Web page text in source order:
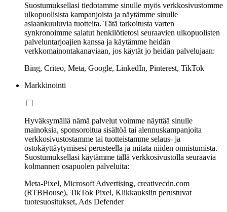
Suostumuksellasi tiedotamme sinulle myös verkkosivustomme
ulkopuolisista kampanjoista ja näytämme sinulle
asiaankuuluvia tuotteita. Tätä tarkoitusta varten
synkronoimme salatut henkilötietosi seuraavien ulkopuolisten
palveluntarjoajien kanssa ja käytämme heidän
verkkomainontakanaviaan, jos käytät jo heidän palvelujaan:
Bing, Criteo, Meta, Google, LinkedIn, Pinterest, TikTok
Markkinointi
Hyväksymällä nämä palvelut voimme näyttää sinulle
mainoksia, sponsoroitua sisältöä tai alennuskampanjoita
verkkosivustostamme tai tuotteistamme selaus- ja
ostokäyttäytymisesi perusteella ja mitata niiden onnistumista.
Suostumuksellasi käytämme tällä verkkosivustolla seuraavia
kolmannen osapuolen palveluita:
Meta-Pixel, Microsoft Advertising, creativecdn.com
(RTBHouse), TikTok Pixel, Klikkauksiin perustuvat
tuotesuositukset, Ads Defender